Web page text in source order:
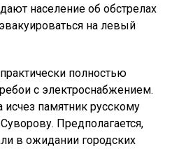
население об обстрелах
на левый
полностью
с электроснабжением.
исчез памятник русскому
Предполагается,
в ожидании городских